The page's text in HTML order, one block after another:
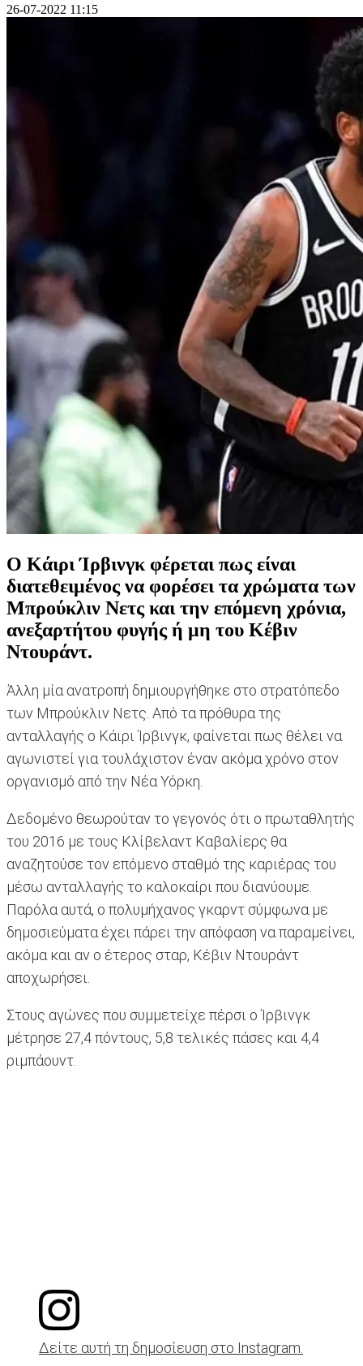
26-07-2022 11:15
Ο Κάιρι Ίρβινγκ φέρεται πως είναι
διατεθειμένος να φορέσει τα χρώματα των
Μπρούκλιν Νετς και την επόμενη χρόνια,
ανεξαρτήτου φυγής ή μη του Κέβιν
Ντουράντ.
Άλλη μία ανατροπή δημιουργήθηκε στο στρατόπεδο
των Μπρούκλιν Νετς. Από τα πρόθυρα της
ανταλλαγής ο Κάιρι Ίρβινγκ, φαίνεται πως θέλει να
αγωνιστεί για τουλάχιστον έναν ακόμα χρόνο στον
οργανισμό από την Νέα Υόρκη.
Δεδομένο θεωρούταν το γεγονός ότι ο πρωταθλητής
του 2016 με τους Κλίβελαντ Καβαλίερς θα
αναζητούσε τον επόμενο σταθμό της καριέρας του
μέσω ανταλλαγής το καλοκαίρι που διανύουμε.
Παρόλα αυτά, ο πολυμήχανος γκαρντ σύμφωνα με
δημοσιεύματα έχει πάρει την απόφαση να παραμείνει,
ακόμα και αν ο έτερος σταρ, Κέβιν Ντουράντ
αποχωρήσει.
Στους αγώνες που συμμετείχε πέρσι ο Ίρβινγκ
μέτρησε 27,4 πόντους, 5,8 τελικές πάσες και 4,4
ριμπάουντ.
Δείτε αυτή τη δημοσίευση στο Instagram.